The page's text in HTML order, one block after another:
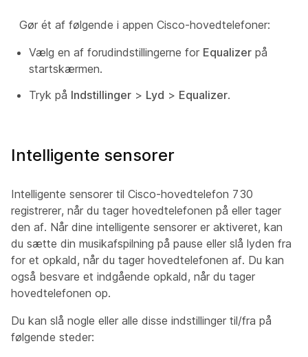
Gør ét af følgende i appen Cisco-hovedtelefoner:
Vælg en af forudindstillingerne for Equalizer på
startskærmen.
Tryk på Indstillinger > Lyd > Equalizer.
Intelligente sensorer
Intelligente sensorer til Cisco-hovedtelefon 730
registrerer, når du tager hovedtelefonen på eller tager
den af. Når dine intelligente sensorer er aktiveret, kan
du sætte din musikafspilning på pause eller slå lyden fra
for et opkald, når du tager hovedtelefonen af. Du kan
også besvare et indgående opkald, når du tager
hovedtelefonen op.
Du kan slå nogle eller alle disse indstillinger til/fra på
følgende steder: